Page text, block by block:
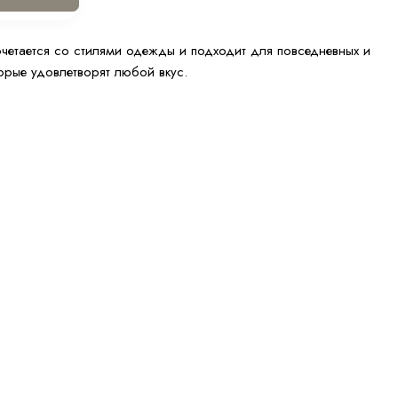
со стилями одежды и подходит для повседневных и
удовлетворят любой вкус.
различных мероприятий — от деловых встреч до